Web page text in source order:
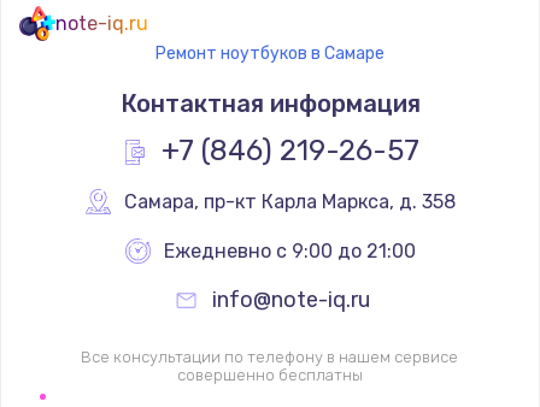
note-iq.ru
Ремонт ноутбуков в Самаре
Контактная информация
+7 (846) 219-26-57
Самара, пр-кт Карла Маркса, д. 358
Ежедневно с 9:00 до 21:00
info@note-iq.ru
Все консультации по телефону в нашем сервисе
совершенно бесплатны